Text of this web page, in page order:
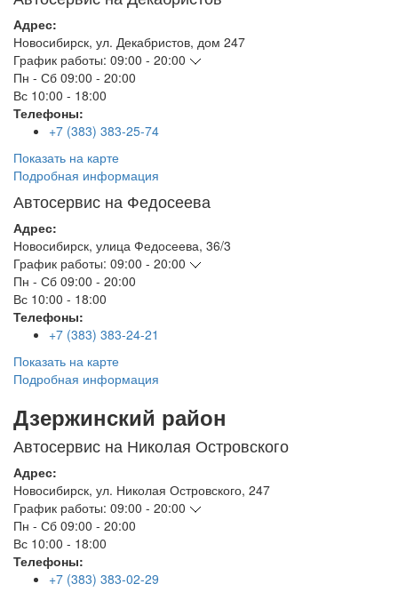
Адрес:
Новосибирск, ул. Декабристов, дом 247
График работы: 09:00 - 20:00
Пн - Сб 09:00 - 20:00
Вс 10:00 - 18:00
Телефоны:
+7 (383) 383-25-74
Показать на карте
Подробная информация
Автосервис на Федосеева
Адрес:
Новосибирск, улица Федосеева, 36/3
График работы: 09:00 - 20:00
Пн - Сб 09:00 - 20:00
Вс 10:00 - 18:00
Телефоны:
+7 (383) 383-24-21
Показать на карте
Подробная информация
Дзержинский район
Автосервис на Николая Островского
Адрес:
Новосибирск, ул. Николая Островского, 247
График работы: 09:00 - 20:00
Пн - Сб 09:00 - 20:00
Вс 10:00 - 18:00
Телефоны:
+7 (383) 383-02-29